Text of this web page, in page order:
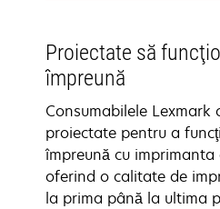
Proiectate să
împreună
Consumabilele Lexmark
proiectate pentru a
împreună cu imprimanta
oferind o calitate de
la prima până la ultima